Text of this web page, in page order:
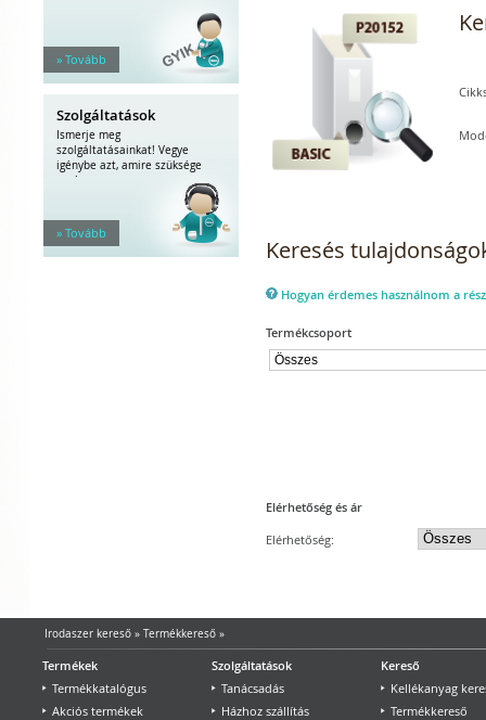
» Tovább
Szolgáltatások
Ismerje meg
szolgáltatásainkat! Vegye
igénybe azt, amire szüksége
van!
» Tovább
Keresés
Hogyan érdemes használnom a
Termékcsoport
Elérhetőség és ár
Elérhetőség:
Irodaszer kereső» Termékkereső»
Termékek
Termékkatalógus
Akciós termékek
Szolgáltatások
Tanácsadás
Házhoz szállítás
Kereső
Kellékanyag
Termékkereső